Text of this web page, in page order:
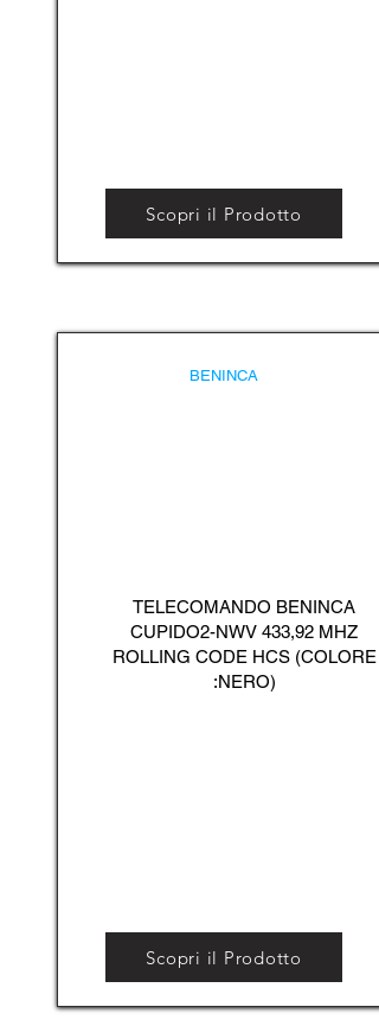
Scopri il Prodotto
BENINCA
TELECOMANDO BENINCA
CUPIDO2-NWV 433,92 MHZ
ROLLING CODE HCS (COLORE
:NERO)
Scopri il Prodotto